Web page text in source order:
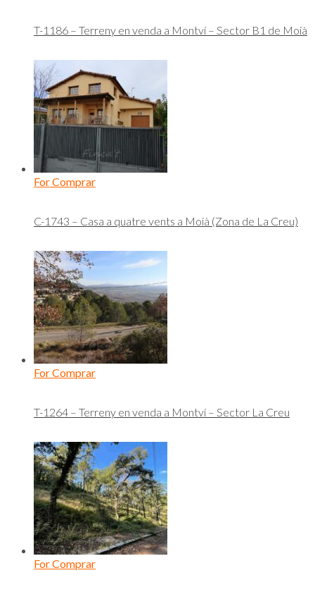
T-1186 – Terreny en venda a Montví – Sector B1 de Moià
For Comprar
C-1743 – Casa a quatre vents a Moià (Zona de La Creu)
For Comprar
T-1264 – Terreny en venda a Montví – Sector La Creu
For Comprar